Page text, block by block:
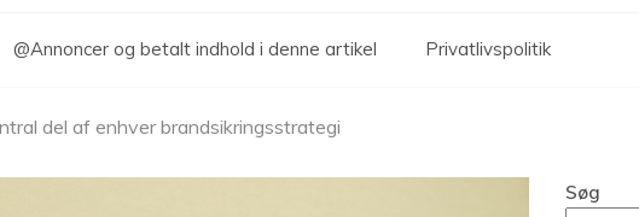
@Annoncer og betalt indhold i denne artikel Privatlivspolitik
del af enhver brandsikringsstrategi
Søg